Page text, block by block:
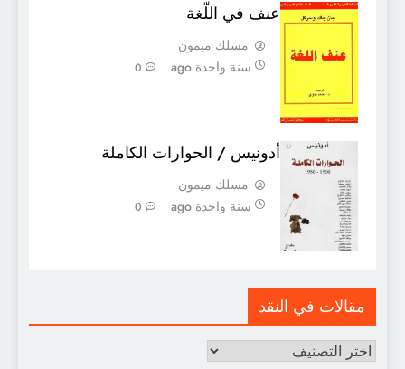
عنف في اللّغة
مسلك ميمون
سنة واحدة ago
0
أدونيس / الحوارات الكاملة
مسلك ميمون
سنة واحدة ago
0
مقالات في النقد
مقالات